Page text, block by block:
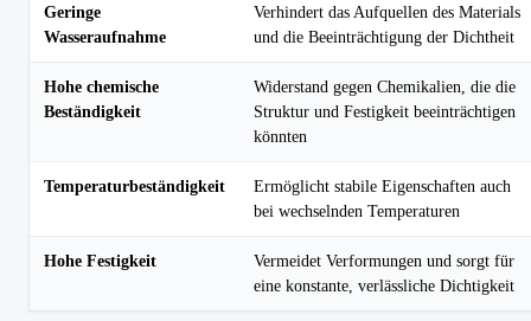
Geringe
Wasseraufnahme
Verhindert das Aufquellen des Materials
und die Beeinträchtigung der Dichtheit
Hohe chemische
Beständigkeit
Widerstand gegen Chemikalien, die die
Struktur und Festigkeit beeinträchtigen
könnten
Temperaturbeständigkeit
Ermöglicht stabile Eigenschaften auch
bei wechselnden Temperaturen
Hohe Festigkeit
Vermeidet Verformungen und sorgt für
eine konstante, verlässliche Dichtigkeit